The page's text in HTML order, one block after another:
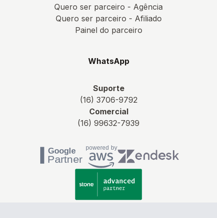
Quero ser parceiro - Agência
Quero ser parceiro - Afiliado
Painel do parceiro
WhatsApp
Suporte
(16) 3706-9792
Comercial
(16) 99632-7939